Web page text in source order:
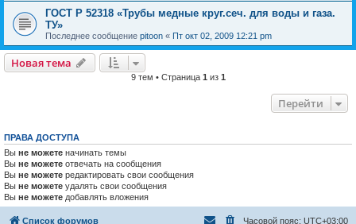
ГОСТ Р 52318 «Трубы медные круг.сеч. для воды и газа.
ТУ»
Последнее сообщение pitoon « Пт окт 02, 2009 12:21 pm
Новая тема
9 тем • Страница 1 из 1
Перейти
ПРАВА ДОСТУПА
Вы не можете начинать темы
Вы не можете отвечать на сообщения
Вы не можете редактировать свои сообщения
Вы не можете удалять свои сообщения
Вы не можете добавлять вложения
Список форумов Часовой пояс: UTC+03:00